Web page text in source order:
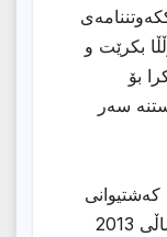
بکرێت و
بۆ
سەر
کەشتیوانی
لە خور عەبدوڵڵا لەگەڵ کوێت، کە ساڵی 2013